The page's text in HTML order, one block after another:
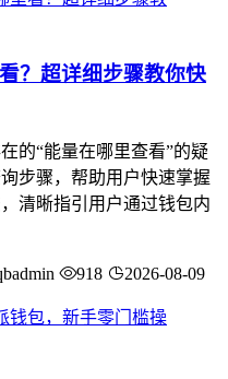
？超详细步骤教你快
的“能量在哪里查看”的疑
步骤，帮助用户快速掌握
清晰指引用户通过钱包内
918 2026-08-09